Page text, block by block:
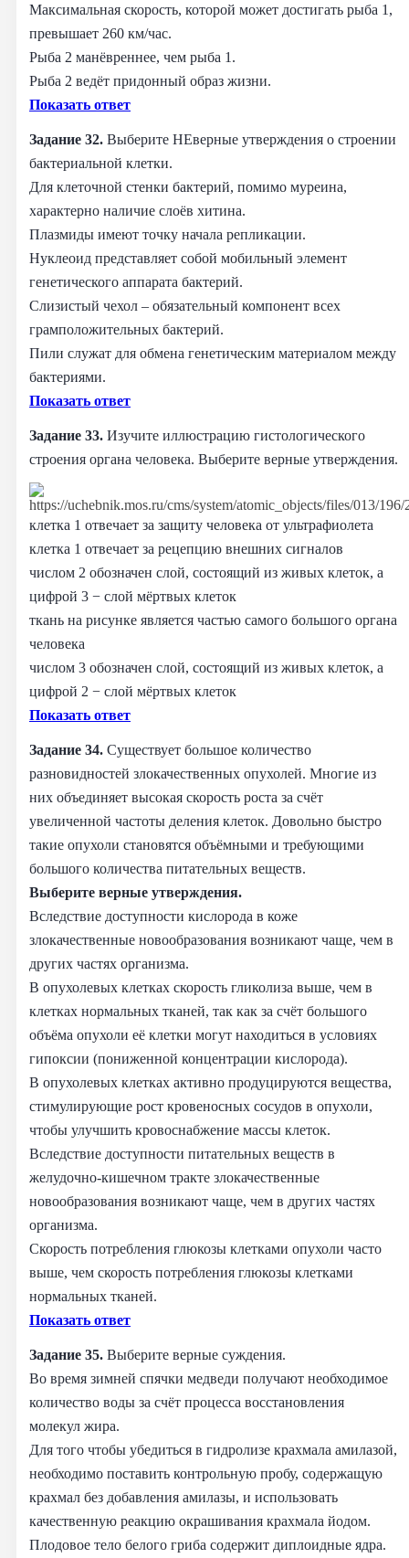
Максимальная скорость, которой может достигать рыба 1,
превышает 260 км/час.
Рыба 2 манёвреннее, чем рыба 1.
Рыба 2 ведёт придонный образ жизни.
Показать ответ
Задание 32. Выберите НЕверные утверждения о строении
бактериальной клетки.
Для клеточной стенки бактерий, помимо муреина,
характерно наличие слоёв хитина.
Плазмиды имеют точку начала репликации.
Нуклеоид представляет собой мобильный элемент
генетического аппарата бактерий.
Слизистый чехол – обязательный компонент всех
грамположительных бактерий.
Пили служат для обмена генетическим материалом между
бактериями.
Показать ответ
Задание 33. Изучите иллюстрацию гистологического
строения органа человека. Выберите верные утверждения.
клетка 1 отвечает за защиту человека от ультрафиолета
клетка 1 отвечает за рецепцию внешних сигналов
числом 2 обозначен слой, состоящий из живых клеток, а
цифрой 3 − слой мёртвых клеток
ткань на рисунке является частью самого большого органа
человека
числом 3 обозначен слой, состоящий из живых клеток, а
цифрой 2 − слой мёртвых клеток
Показать ответ
Задание 34. Существует большое количество
разновидностей злокачественных опухолей. Многие из
них объединяет высокая скорость роста за счёт
увеличенной частоты деления клеток. Довольно быстро
такие опухоли становятся объёмными и требующими
большого количества питательных веществ.
Выберите верные утверждения.
Вследствие доступности кислорода в коже
злокачественные новообразования возникают чаще, чем в
других частях организма.
В опухолевых клетках скорость гликолиза выше, чем в
клетках нормальных тканей, так как за счёт большого
объёма опухоли её клетки могут находиться в условиях
гипоксии (пониженной концентрации кислорода).
В опухолевых клетках активно продуцируются вещества,
стимулирующие рост кровеносных сосудов в опухоли,
чтобы улучшить кровоснабжение массы клеток.
Вследствие доступности питательных веществ в
желудочно-кишечном тракте злокачественные
новообразования возникают чаще, чем в других частях
организма.
Скорость потребления глюкозы клетками опухоли часто
выше, чем скорость потребления глюкозы клетками
нормальных тканей.
Показать ответ
Задание 35. Выберите верные суждения.
Во время зимней спячки медведи получают необходимое
количество воды за счёт процесса восстановления
молекул жира.
Для того чтобы убедиться в гидролизе крахмала амилазой,
необходимо поставить контрольную пробу, содержащую
крахмал без добавления амилазы, и использовать
качественную реакцию окрашивания крахмала йодом.
Плодовое тело белого гриба содержит диплоидные ядра.